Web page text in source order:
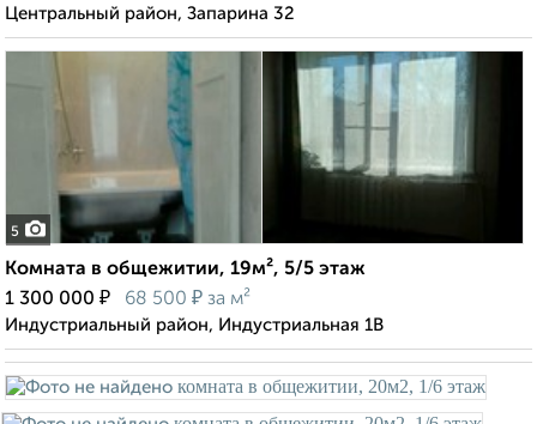
Центральный район, Запарина 32
5
Комната в общежитии, 19м², 5/5 этаж
1 300 000 ₽ 68 500 ₽ за м²
Индустриальный район, Индустриальная 1В